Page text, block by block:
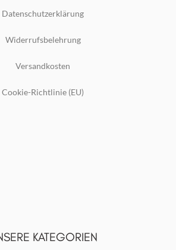
Datenschutzerklärung
Widerrufsbelehrung
Versandkosten
Cookie-Richtlinie (EU)
KATEGORIEN